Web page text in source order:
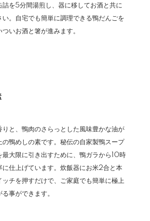
詰を5分間湯煎し、器に移してお酒と共に
い。自宅でも簡単に調理できる鴨だんごを
いお酒と箸が進みます。
りと、鴨肉のさらっとした風味豊かな油が
の鴨めしの素です。秘伝の自家製鴨スープ
最大限に引き出すために、鴨ガラから10時
に仕上げています。炊飯器にお米2合と本
ッチを押すだけで、ご家庭でも簡単に極上
事ができます。